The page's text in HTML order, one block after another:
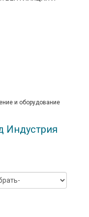
и оборудование
Индустрия